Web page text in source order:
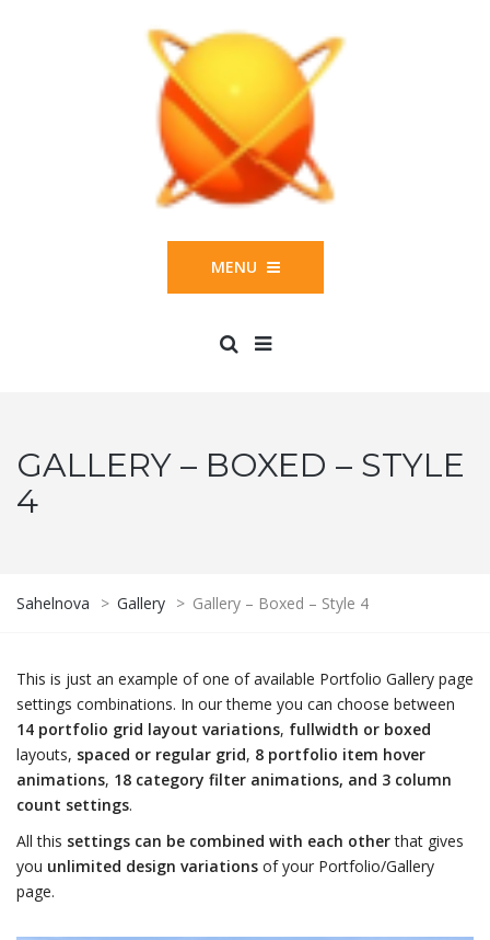
MENU
GALLERY – BOXED – STYLE
4
Sahelnova > Gallery > Gallery – Boxed – Style 4
This is just an example of one of available Portfolio Gallery page
settings combinations. In our theme you can choose between
14 portfolio grid layout variations, fullwidth or boxed
layouts, spaced or regular grid, 8 portfolio item hover
animations, 18 category filter animations, and 3 column
count settings.
All this settings can be combined with each otherthat gives
you unlimited design variations of your Portfolio/Gallery
page.